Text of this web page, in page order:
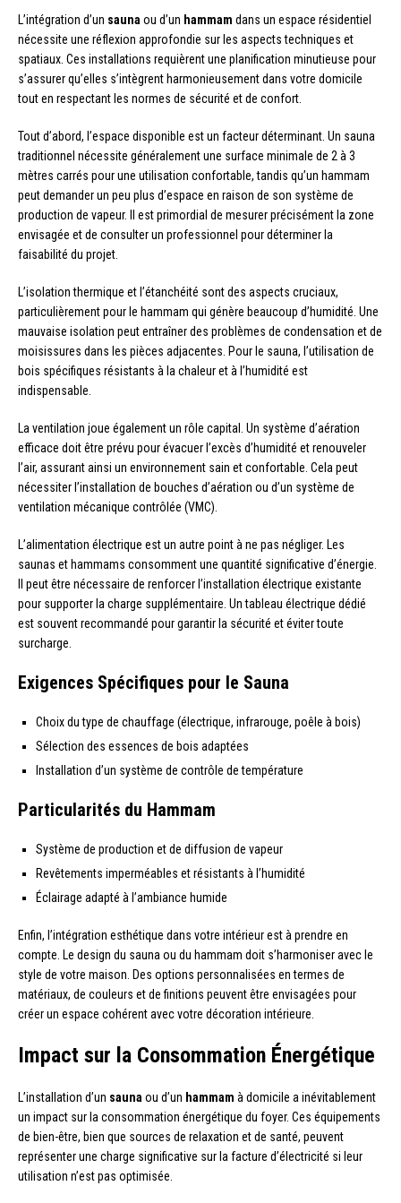
L’intégration d’un sauna ou d’un hammam dans un espace résidentiel
nécessite une réflexion approfondie sur les aspects techniques et
spatiaux. Ces installations requièrent une planification minutieuse pour
s’assurer qu’elles s’intègrent harmonieusement dans votre domicile
tout en respectant les normes de sécurité et de confort.
Tout d’abord, l’espace disponible est un facteur déterminant. Un sauna
traditionnel nécessite généralement une surface minimale de 2 à 3
mètres carrés pour une utilisation confortable, tandis qu’un hammam
peut demander un peu plus d’espace en raison de son système de
production de vapeur. Il est primordial de mesurer précisément la zone
envisagée et de consulter un professionnel pour déterminer la
faisabilité du projet.
L’isolation thermique et l’étanchéité sont des aspects cruciaux,
particulièrement pour le hammam qui génère beaucoup d’humidité. Une
mauvaise isolation peut entraîner des problèmes de condensation et de
moisissures dans les pièces adjacentes. Pour le sauna, l’utilisation de
bois spécifiques résistants à la chaleur et à l’humidité est
indispensable.
La ventilation joue également un rôle capital. Un système d’aération
efficace doit être prévu pour évacuer l’excès d’humidité et renouveler
l’air, assurant ainsi un environnement sain et confortable. Cela peut
nécessiter l’installation de bouches d’aération ou d’un système de
ventilation mécanique contrôlée (VMC).
L’alimentation électrique est un autre point à ne pas négliger. Les
saunas et hammams consomment une quantité significative d’énergie.
Il peut être nécessaire de renforcer l’installation électrique existante
pour supporter la charge supplémentaire. Un tableau électrique dédié
est souvent recommandé pour garantir la sécurité et éviter toute
surcharge.
Exigences Spécifiques pour le Sauna
Choix du type de chauffage (électrique, infrarouge, poêle à bois)
Sélection des essences de bois adaptées
Installation d’un système de contrôle de température
Particularités du Hammam
Système de production et de diffusion de vapeur
Revêtements imperméables et résistants à l’humidité
Éclairage adapté à l’ambiance humide
Enfin, l’intégration esthétique dans votre intérieur est à prendre en
compte. Le design du sauna ou du hammam doit s’harmoniser avec le
style de votre maison. Des options personnalisées en termes de
matériaux, de couleurs et de finitions peuvent être envisagées pour
créer un espace cohérent avec votre décoration intérieure.
Impact sur la Consommation Énergétique
L’installation d’un sauna ou d’un hammam à domicile a inévitablement
un impact sur la consommation énergétique du foyer. Ces équipements
de bien-être, bien que sources de relaxation et de santé, peuvent
représenter une charge significative sur la facture d’électricité si leur
utilisation n’est pas optimisée.